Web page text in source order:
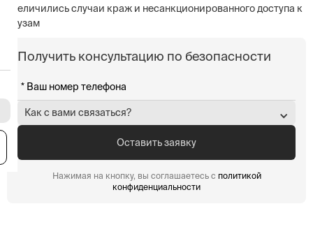
увеличились случаи краж и несанкционированного доступа к
грузам
Получить консультацию по безопасности
Как с вами связаться?
Нажимая на кнопку, вы соглашаетесь с политикой
конфиденциальности